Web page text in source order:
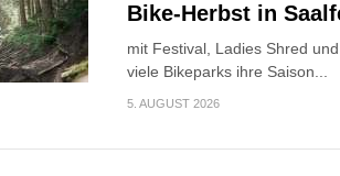
Bike-Herbst in
mit Festival, Ladies Shred
viele Bikeparks ihre Saison...
5. AUGUST 2026